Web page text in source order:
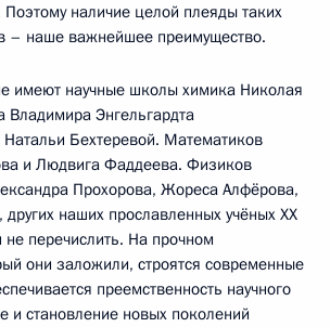
Поэтому наличие целой плеяды таких
– наше важнейшее преимущество.
имеют научные школы химика Николая
Владимира Энгельгардта
Бехтеревой. Математиков
и Людвига Фаддеева. Физиков
Прохорова, Жореса Алфёрова,
других наших прославленных учёных ХХ
не перечислить. На прочном
они заложили, строятся современные
преемственность научного
и становление новых поколений